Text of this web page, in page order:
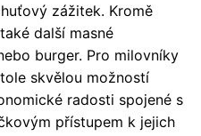
zážitek. Kromě
další masné
burger. Pro milovníky
skvělou možností
radosti spojené s
přístupem k jejich